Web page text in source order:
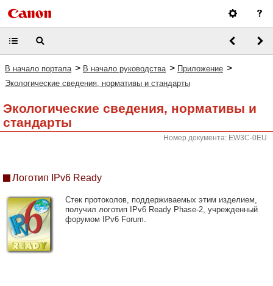
В начало портала > В начало руководства > Приложение >
Экологические сведения, нормативы и стандарты
Экологические сведения, нормативы и
стандарты
Номер документа: EW3C-0EU
Логотип IPv6 Ready
Стек протоколов, поддерживаемых этим изделием,
получил логотип IPv6 Ready Phase-2, учрежденный
форумом IPv6 Forum.